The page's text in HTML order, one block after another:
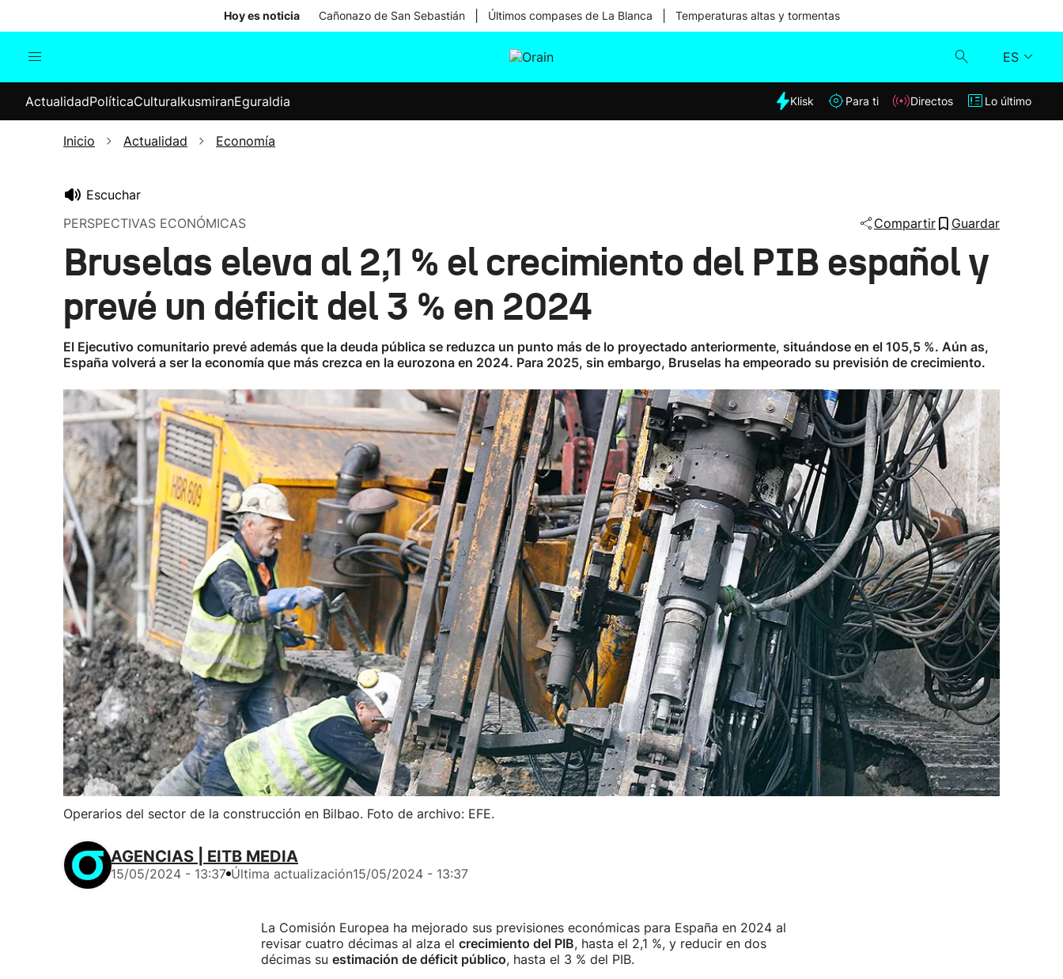
Hoy es noticia Cañonazo de San Sebastián Últimos compases de La Blanca Temperaturas altas y tormentas
ES
Internacional
Elecciones
Klisk
Lo último
ActualidadPolíticaCulturaIkusmiranEguraldia Klisk Para ti Directos Lo último
Inicio Actualidad Economía
Escuchar
PERSPECTIVAS ECONÓMICAS
Compartir Guardar
Bruselas eleva al 2,1 % el crecimiento del PIB español y
prevé un déficit del 3 % en 2024
El Ejecutivo comunitario prevé además que la deuda pública se reduzca un punto más de lo proyectado anteriormente, situándose en el 105,5 %. Aún as,
España volverá a ser la economía que más crezca en la eurozona en 2024. Para 2025, sin embargo, Bruselas ha empeorado su previsión de crecimiento.
Operarios del sector de la construcción en Bilbao. Foto de archivo: EFE.
AGENCIAS | EITB MEDIA
15/05/2024 - 13:37 Última actualización15/05/2024 - 13:37
La Comisión Europea ha mejorado sus previsiones económicas para España en 2024 al
revisar cuatro décimas al alza el crecimiento del PIB, hasta el 2,1 %, y reducir en dos
décimas su estimación de déficit público, hasta el 3 % del PIB.